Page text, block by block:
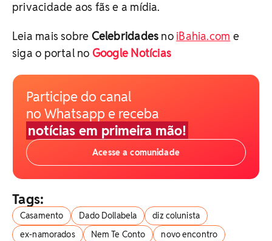
privacidade aos fãs e a mídia.
Leia mais sobre Celebridades no iBahia.com e
siga o portal no Google Notícias
Participe do canal
no Whatsapp e receba
notícias em primeira mão!
Acesse a comunidade
Tags:
Casamento Dado Dollabela
diz colunista
ex-namorados
Nem Te Conto
novo encontro